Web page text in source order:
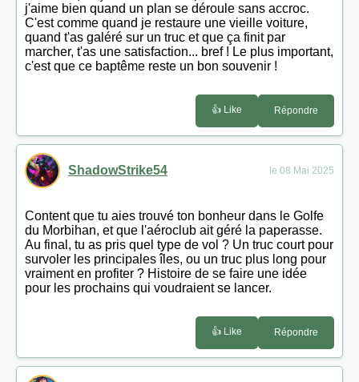
j'aime bien quand un plan se déroule sans accroc.
C'est comme quand je restaure une vieille voiture,
quand t'as galéré sur un truc et que ça finit par
marcher, t'as une satisfaction... bref ! Le plus important,
c'est que ce baptême reste un bon souvenir !
👍 Like Répondre
ShadowStrike54 le 08 Mai 2025
Content que tu aies trouvé ton bonheur dans le Golfe
du Morbihan, et que l'aéroclub ait géré la paperasse.
Au final, tu as pris quel type de vol ? Un truc court pour
survoler les principales îles, ou un truc plus long pour
vraiment en profiter ? Histoire de se faire une idée
pour les prochains qui voudraient se lancer.
👍 Like Répondre